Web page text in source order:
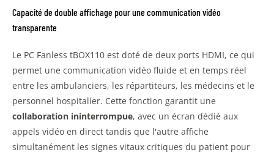
Capacité de double affichage pour une communication vidéo
transparente
Le PC Fanless tBOX110 est doté de deux ports HDMI, ce qui
permet une communication vidéo fluide et en temps réel
entre les ambulanciers, les répartiteurs, les médecins et le
personnel hospitalier. Cette fonction garantit une
collaboration ininterrompue, avec un écran dédié aux
appels vidéo en direct tandis que l'autre affiche
simultanément les signes vitaux critiques du patient pour